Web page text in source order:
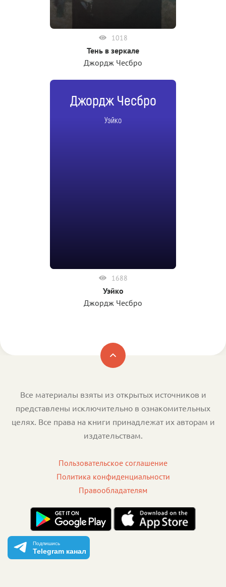
1018
Тень в зеркале
Джордж Чесбро
Джордж Чесбро
Уэйко
1688
Уэйко
Джордж Чесбро
Все материалы взяты из открытых источников и
представлены исключительно в ознакомительных
целях. Все права на книги принадлежат их авторам и
издательствам.
Пользовательское соглашение
Политика конфиденциальности
Правообладателям
Подпишись
Telegram канал